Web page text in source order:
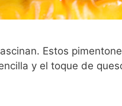
Estos
y el toque de